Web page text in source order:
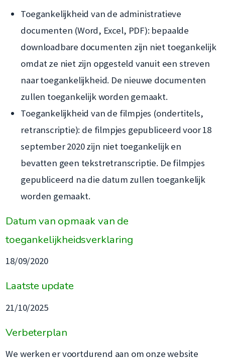
Toegankelijkheid van de administratieve
documenten (Word, Excel, PDF): bepaalde
downloadbare documenten zijn niet toegankelijk
omdat ze niet zijn opgesteld vanuit een streven
naar toegankelijkheid. De nieuwe documenten
zullen toegankelijk worden gemaakt.
Toegankelijkheid van de filmpjes (ondertitels,
retranscriptie): de filmpjes gepubliceerd voor 18
september 2020 zijn niet toegankelijk en
bevatten geen tekstretranscriptie. De filmpjes
gepubliceerd na die datum zullen toegankelijk
worden gemaakt.
Datum van opmaak van de
toegankelijkheidsverklaring
18/09/2020
Laatste update
21/10/2025
Verbeterplan
We werken er voortdurend aan om onze website